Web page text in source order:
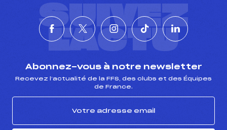
SUIVEZ
L'ACTU
Abonnez-vous à notre newsletter
Recevez l’actualité de la FFS, des clubs et des Équipes
de France.